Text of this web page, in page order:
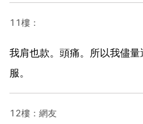
11樓：
我肩也款。頭痛。所以我儘
服。
12樓：網友